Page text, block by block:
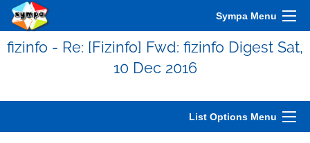
Sympa Menu
fizinfo - Re: [Fizinfo] Fwd: fizinfo Digest Sat,
10 Dec 2016
List Options Menu